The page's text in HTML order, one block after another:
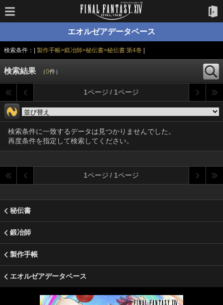
エオルゼアデータベース
検索条件：| 製作手帳>鍛冶師>秘伝書>秘伝書:第4巻
検索結果 （0件）
1ページ / 1ページ
検索条件に一致するデータは見つかりませんでした。
再度条件を指定して検索してください。
1ページ / 1ページ
秘伝書
鍛冶師
製作手帳
エオルゼアデータベース